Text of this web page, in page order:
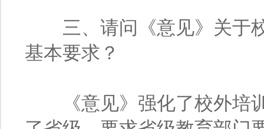
三、请问《意见》关于校
基本要求？
《意见》强化了校外培训